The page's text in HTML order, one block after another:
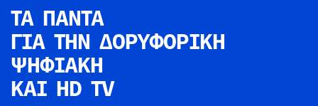
ΤΑ ΠΑΝΤΑ
ΓΙΑ ΤΗΝ ΔΟΡΥΦΟΡΙΚΗ
ΨΗΦΙΑΚΗ
ΚΑΙ HD TV